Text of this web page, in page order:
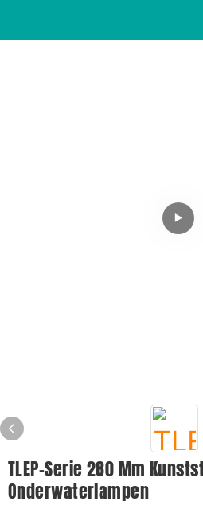
TLEP-Serie 280 Mm
Onderwaterlampen